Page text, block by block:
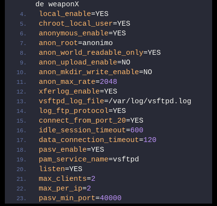
de weaponX
local_enable=YES
chroot_local_user=YES
anonymous_enable=YES
anon_root=anonimo
anon_world_readable_only=YES
anon_upload_enable=NO
anon_mkdir_write_enable=NO
anon_max_rate=2048
xferlog_enable=YES
vsftpd_log_file=/var/log/vsftpd.log
log_ftp_protocol=YES
connect_from_port_20=YES
idle_session_timeout=600
data_connection_timeout=120
pasv_enable=YES
pam_service_name=vsftpd
listen=YES
max_clients=2
max_per_ip=2
pasv_min_port=40000